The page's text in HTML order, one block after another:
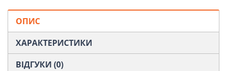
ОПИС
ХАРАКТЕРИСТИКИ
ВІДГУКИ (0)